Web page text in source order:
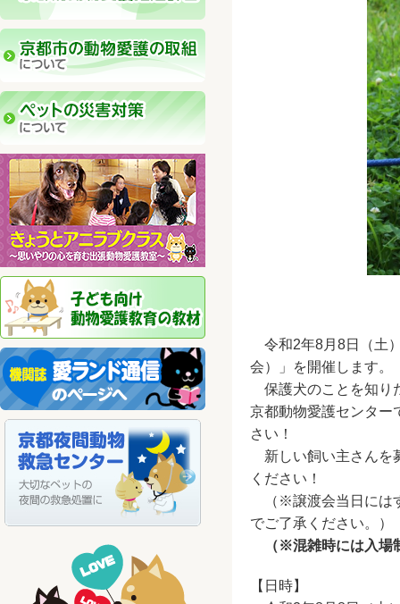
令和2年8月8日（土
会）」を開催します。
保護犬のことを知り
京都動物愛護センター
さい！
新しい飼い主さんを
ください！
（※譲渡会当日には
でご了承ください。）
（※混雑時には入場
【日時】